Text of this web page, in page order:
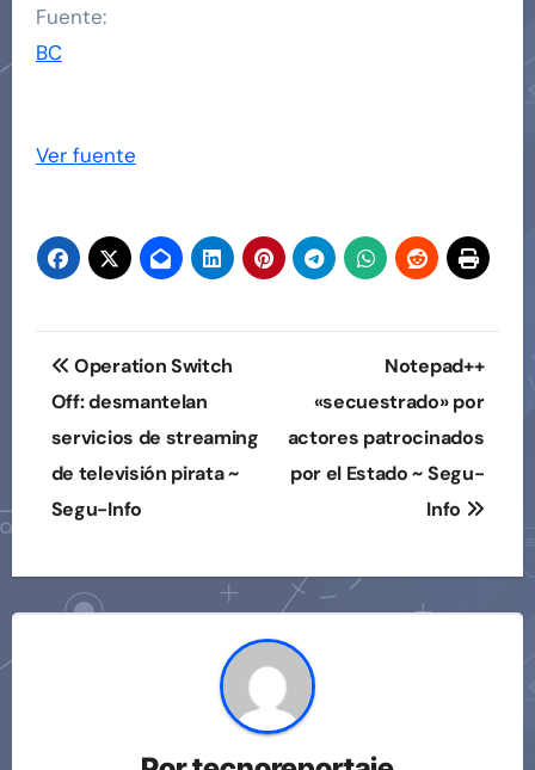
Fuente:
BC
Ver fuente
Navegación
de
entradas
Operation Switch
Off: desmantelan
servicios de streaming
de televisión pirata ~
Segu-Info
Notepad++
«secuestrado» por
actores patrocinados
por el Estado ~ Segu-
Info